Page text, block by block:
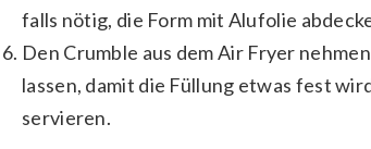
falls nötig, die Form mit Alufolie
Den Crumble aus dem Air Fryer
lassen, damit die Füllung etwas fest
servieren.